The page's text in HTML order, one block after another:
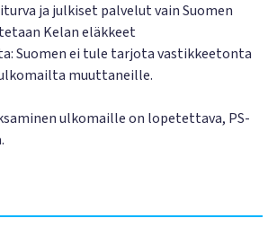
ja julkiset palvelut vain Suomen
Kelan eläkkeet
Suomen ei tule tarjota vastikkeetonta
muuttaneille.
ulkomaille on lopetettava, PS-